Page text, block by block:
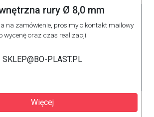
rury Ø 8,0 mm
na zamówienie, prosimy o kontakt mailowy
wycenę oraz czas realizacji.
SKLEP@BO-PLAST.PL
Więcej